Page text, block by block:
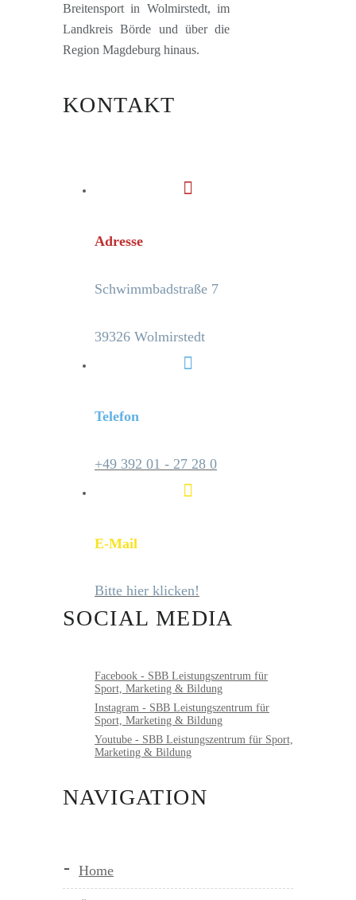
Breitensport in Wolmirstedt, im
Landkreis Börde und über die
Region Magdeburg hinaus.
KONTAKT
Adresse
Schwimmbadstraße 7
39326 Wolmirstedt
Telefon
+49 392 01 - 27 28 0
E-Mail
Bitte hier klicken!
SOCIAL MEDIA
Facebook - SBB Leistungszentrum für
Sport, Marketing & Bildung
Instagram - SBB Leistungszentrum für
Sport, Marketing & Bildung
Youtube - SBB Leistungszentrum für Sport,
Marketing & Bildung
NAVIGATION
Home